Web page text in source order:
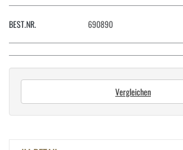
BEST.NR. 690890
Vergleichen